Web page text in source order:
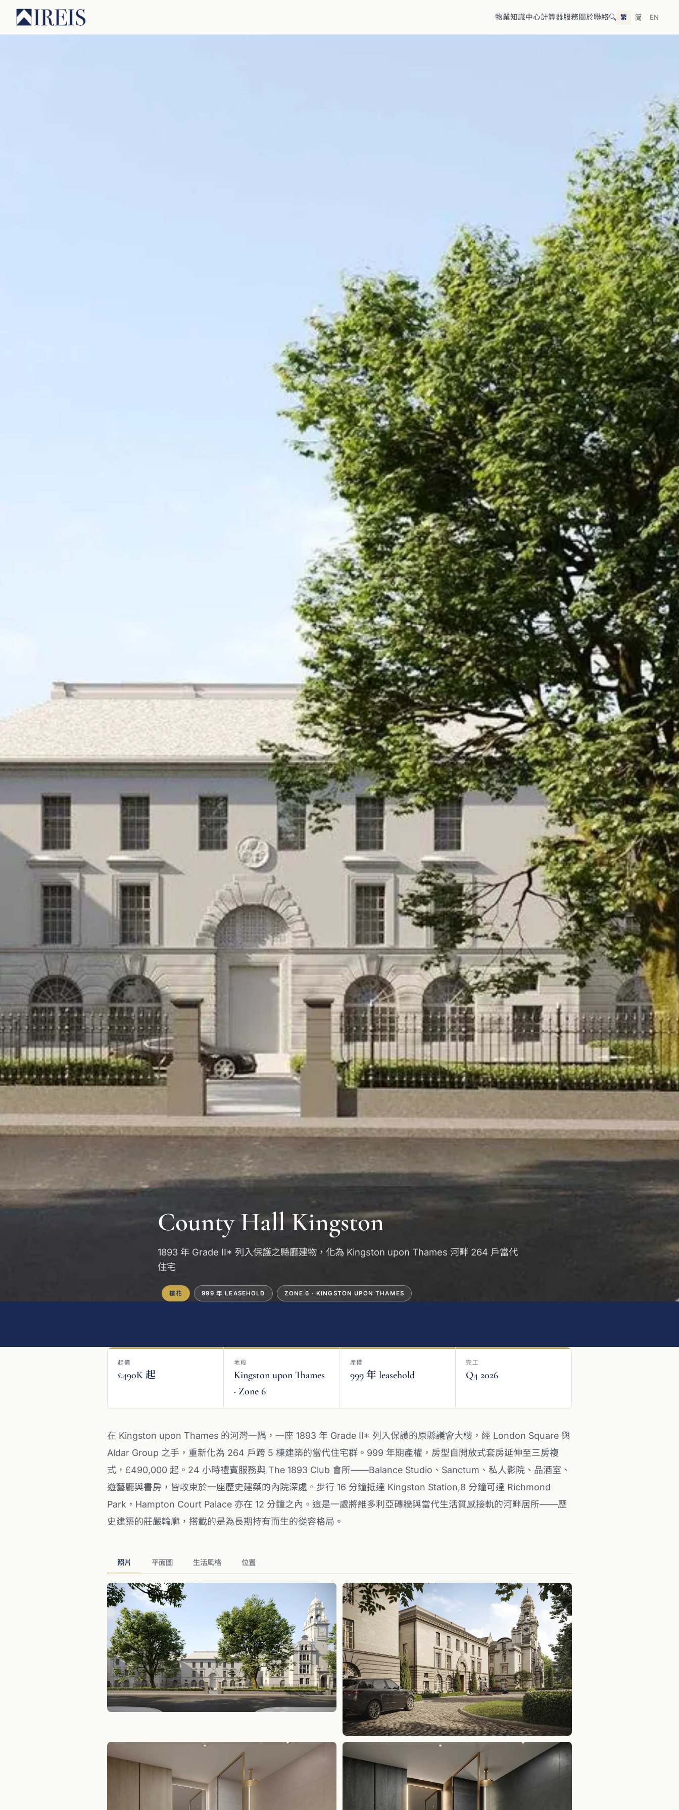
物業知識中心計算器服務關於聯絡🔍 繁 简 EN
County Hall Kingston
1893 年 Grade II* 列入保護之縣廳建物，化為 Kingston upon Thames 河畔 264 戶當代
住宅
樓花 999 年 LEASEHOLD ZONE 6 · KINGSTON UPON THAMES
起價
£490K 起
地段
Kingston upon Thames
· Zone 6
產權
999 年 leasehold
完工
Q4 2026
在 Kingston upon Thames 的河灣一隅，一座 1893 年 Grade II* 列入保護的原縣議會大樓，經 London Square 與
Aldar Group 之手，重新化為 264 戶跨 5 棟建築的當代住宅群。999 年期產權，房型自開放式套房延伸至三房複
式，£490,000 起。24 小時禮賓服務與 The 1893 Club 會所——Balance Studio、Sanctum、私人影院、品酒室、
遊藝廳與書房，皆收束於一座歷史建築的內院深處。步行 16 分鐘抵達 Kingston Station,8 分鐘可達 Richmond
Park，Hampton Court Palace 亦在 12 分鐘之內。這是一處將維多利亞磚牆與當代生活質感接軌的河畔居所——歷
史建築的莊嚴輪廓，搭載的是為長期持有而生的從容格局。
照片 平面圖 生活風格 位置